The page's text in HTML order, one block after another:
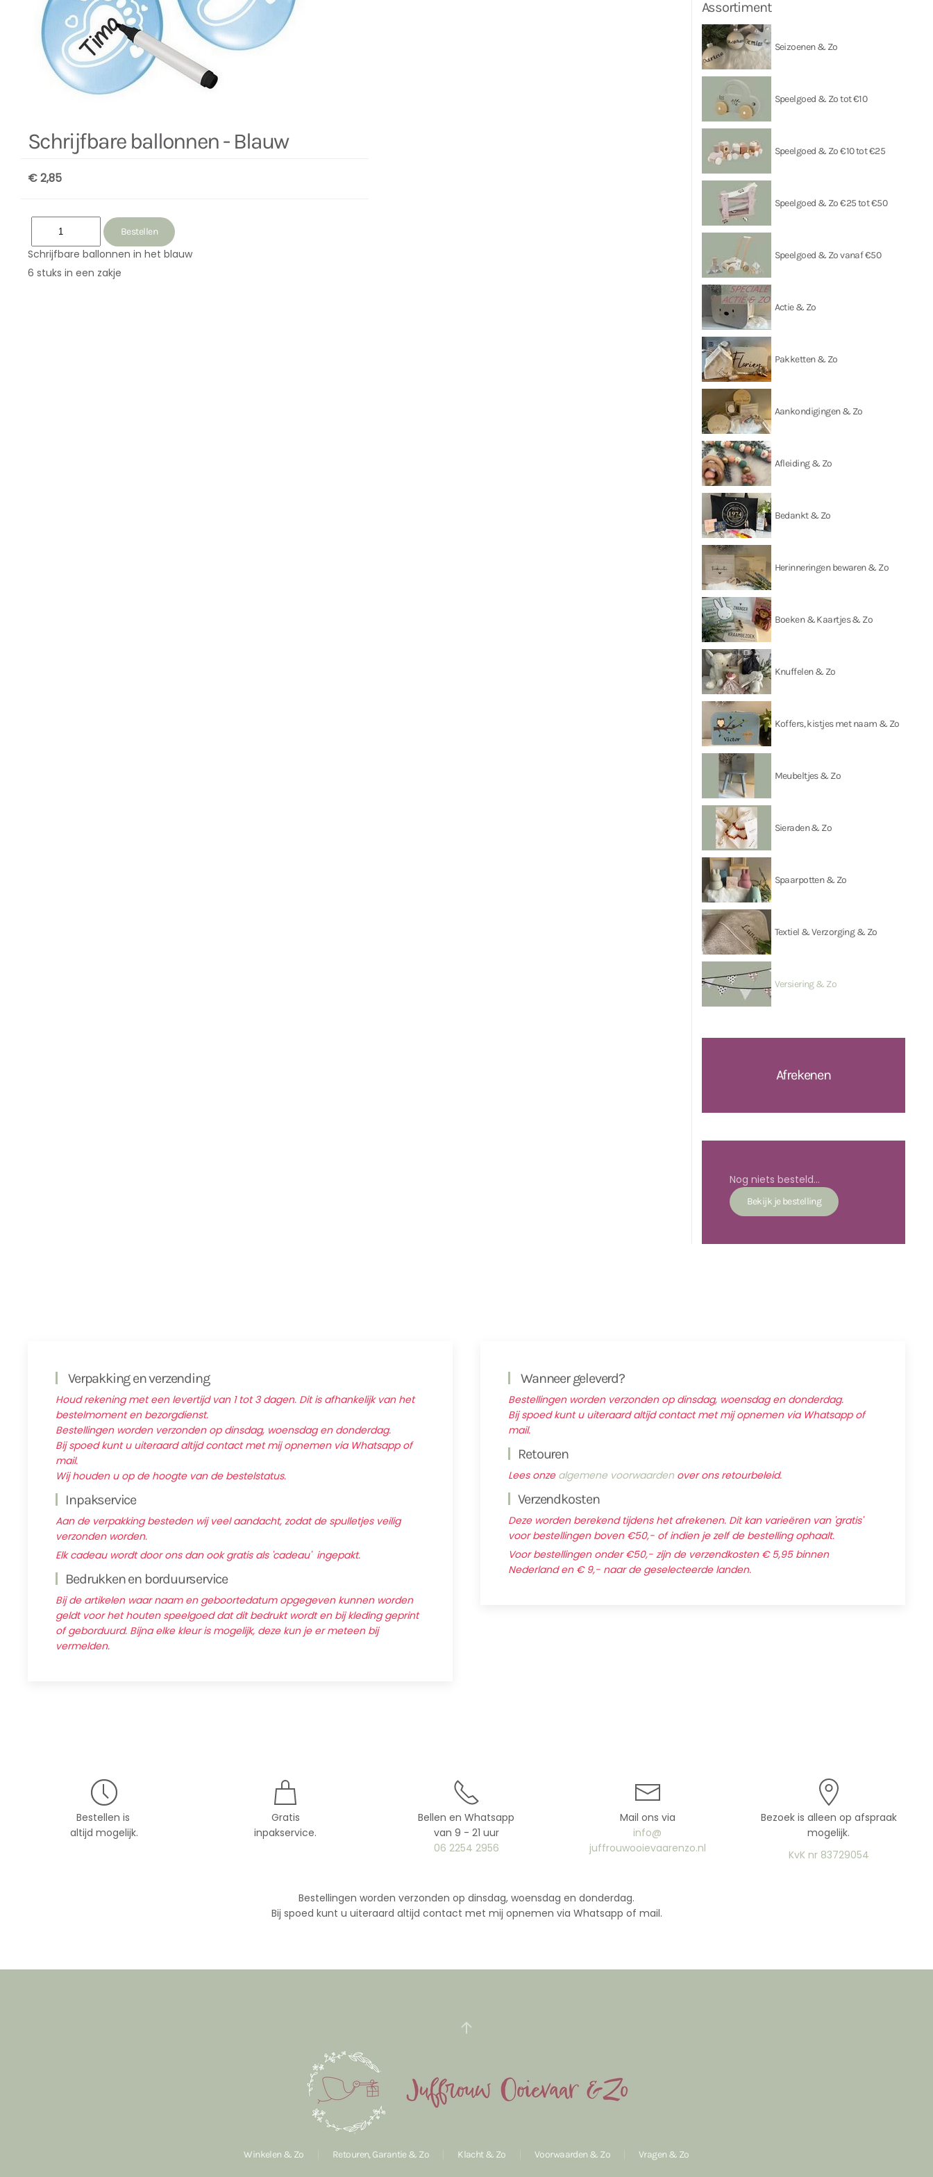
Schrijfbare ballonnen - Blauw
€ 2,85
Schrijfbare ballonnen in het blauw
6 stuks in een zakje
Assortiment
Seizoenen & Zo
Speelgoed & Zo tot €10
Speelgoed & Zo €10 tot €25
Speelgoed & Zo €25 tot €50
Speelgoed & Zo vanaf €50
Actie & Zo
Pakketten & Zo
Aankondigingen & Zo
Afleiding & Zo
Bedankt & Zo
Herinneringen bewaren & Zo
Boeken & Kaartjes & Zo
Knuffelen & Zo
Koffers, kistjes met naam & Zo
Meubeltjes & Zo
Sieraden & Zo
Spaarpotten & Zo
Textiel & Verzorging & Zo
Versiering & Zo
Afrekenen
Nog niets besteld...
Verpakking en verzending
Houd rekening met een levertijd van 1 tot 3 dagen. Dit is afhankelijk van het
bestelmoment en bezorgdienst.
Bestellingen worden verzonden op dinsdag, woensdag en donderdag.
Bij spoed kunt u uiteraard altijd contact met mij opnemen via Whatsapp of
mail.
Wij houden u op de hoogte van de bestelstatus.
Inpakservice
Aan de verpakking besteden wij veel aandacht, zodat de spulletjes veilig
verzonden worden.
Elk cadeau wordt door ons dan ook gratis als 'cadeau' ingepakt.
Bedrukken en borduurservice
Bij de artikelen waar naam en geboortedatum opgegeven kunnen worden
geldt voor het houten speelgoed dat dit bedrukt wordt en bij kleding geprint
of geborduurd. Bijna elke kleur is mogelijk, deze kun je er meteen bij
vermelden.
Wanneer geleverd?
Bestellingen worden verzonden op dinsdag, woensdag en donderdag.
Bij spoed kunt u uiteraard altijd contact met mij opnemen via Whatsapp of
mail.
Retouren
Lees onze algemene voorwaarden over ons retourbeleid.
Verzendkosten
Deze worden berekend tijdens het afrekenen. Dit kan varieëren van 'gratis'
voor bestellingen boven €50,- of indien je zelf de bestelling ophaalt.
Voor bestellingen onder €50,- zijn de verzendkosten € 5,95 binnen
Nederland en € 9,- naar de geselecteerde landen.
Bestellen is
altijd mogelijk.
Gratis
inpakservice.
Bellen en Whatsapp
van 9 - 21 uur
06 2254 2956
Mail ons via
info@
juffrouwooievaarenzo.nl
Bezoek is alleen op afspraak
mogelijk.
KvK nr 83729054
Bestellingen worden verzonden op dinsdag, woensdag en donderdag.
Bij spoed kunt u uiteraard altijd contact met mij opnemen via Whatsapp of mail.
Winkelen & Zo Retouren, Garantie & Zo Klacht & Zo Voorwaarden & Zo Vragen & Zo